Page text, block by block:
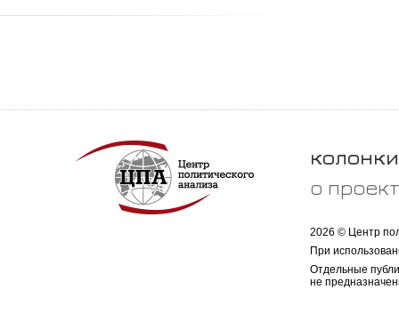
колонки
о
2026 © Центр
При
Отдельные
не